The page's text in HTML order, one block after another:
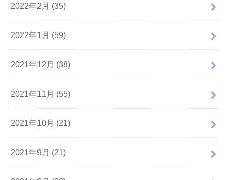
2022年2月 (35)
2022年1月 (59)
2021年12月 (38)
2021年11月 (55)
2021年10月 (21)
2021年9月 (21)